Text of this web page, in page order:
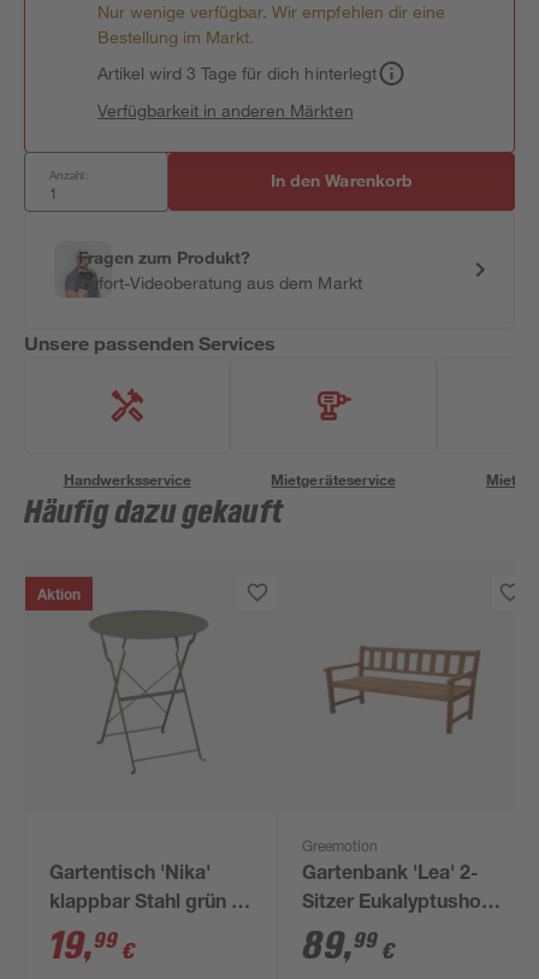
Nur wenige verfügbar. Wir empfehlen dir eine
Bestellung im Markt.
Artikel wird 3 Tage für dich hinterlegt
Verfügbarkeit in anderen Märkten
Anzahl: In den Warenkorb
Fragen zum Produkt?
Sofort-Videoberatung aus dem Markt
Unsere passenden Services
Handwerksservice Mietgeräteservice
Häufig dazu gekauft
Aktion
Gartentisch 'Nika'
klappbar Stahl grün Ø
60 x 70 cm
19,99 €
Greemotion
Gartenbank 'Lea' 2-
Sitzer Eukalyptusholz
braun 120 x 90 x 58
cm
89,99 €